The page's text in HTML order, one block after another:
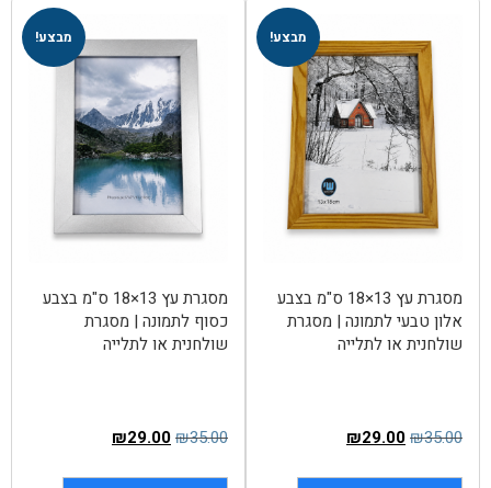
מבצע!
מסגרת עץ 13×18 ס"מ בצבע
אלון טבעי לתמונה | מסגרת
שולחנית או לתלייה
₪35.00
₪29.00
מבצע!
מסגרת עץ 13×18 ס"מ בצבע
כסוף לתמונה | מסגרת
שולחנית או לתלייה
₪35.00
₪29.00